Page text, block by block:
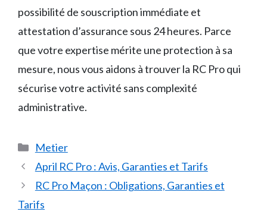
possibilité de souscription immédiate et
attestation d’assurance sous 24 heures. Parce
que votre expertise mérite une protection à sa
mesure, nous vous aidons à trouver la RC Pro qui
sécurise votre activité sans complexité
administrative.
Catégories
Metier
April RC Pro : Avis, Garanties et Tarifs
RC Pro Maçon : Obligations, Garanties et
Tarifs